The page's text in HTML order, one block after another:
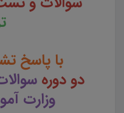
با پاسخ
دو دوره
وزارت